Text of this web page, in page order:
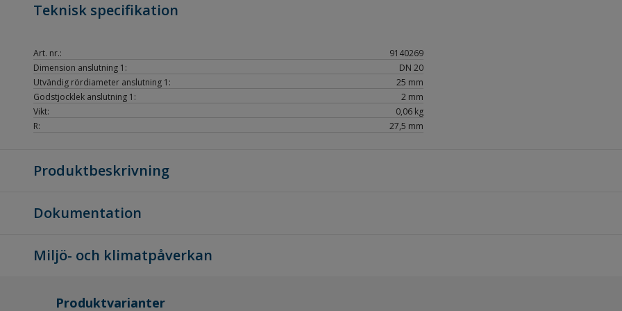
Teknisk specifikation
Art. nr.:
9140269
Dimension anslutning 1:
DN 20
Utvändig rördiameter anslutning 1:
25 mm
Godstjocklek anslutning 1:
2 mm
Vikt:
0,06 kg
R:
27,5 mm
Produktbeskrivning
Dokumentation
Miljö- och klimatpåverkan
Produktvarianter